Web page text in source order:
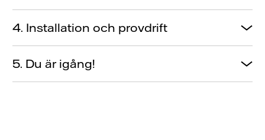
4. Installation och provdrift
5. Du är igång!